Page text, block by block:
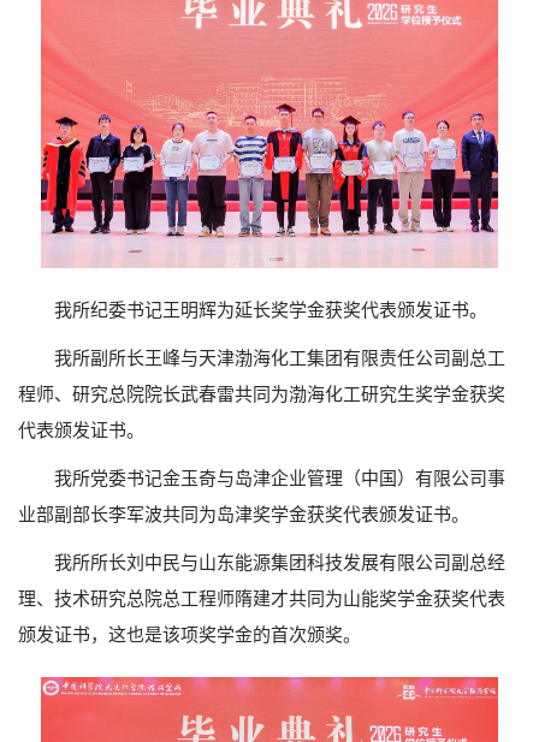
我所纪委书记王明辉为延长奖学金获奖代表颁发证书。
我所副所长王峰与天津渤海化工集团有限责任公司副总工
程师、研究总院院长武春雷共同为渤海化工研究生奖学金获奖
代表颁发证书。
我所党委书记金玉奇与岛津企业管理（中国）有限公司事
业部副部长李军波共同为岛津奖学金获奖代表颁发证书。
我所所长刘中民与山东能源集团科技发展有限公司副总经
理、技术研究总院总工程师隋建才共同为山能奖学金获奖代表
颁发证书，这也是该项奖学金的首次颁奖。